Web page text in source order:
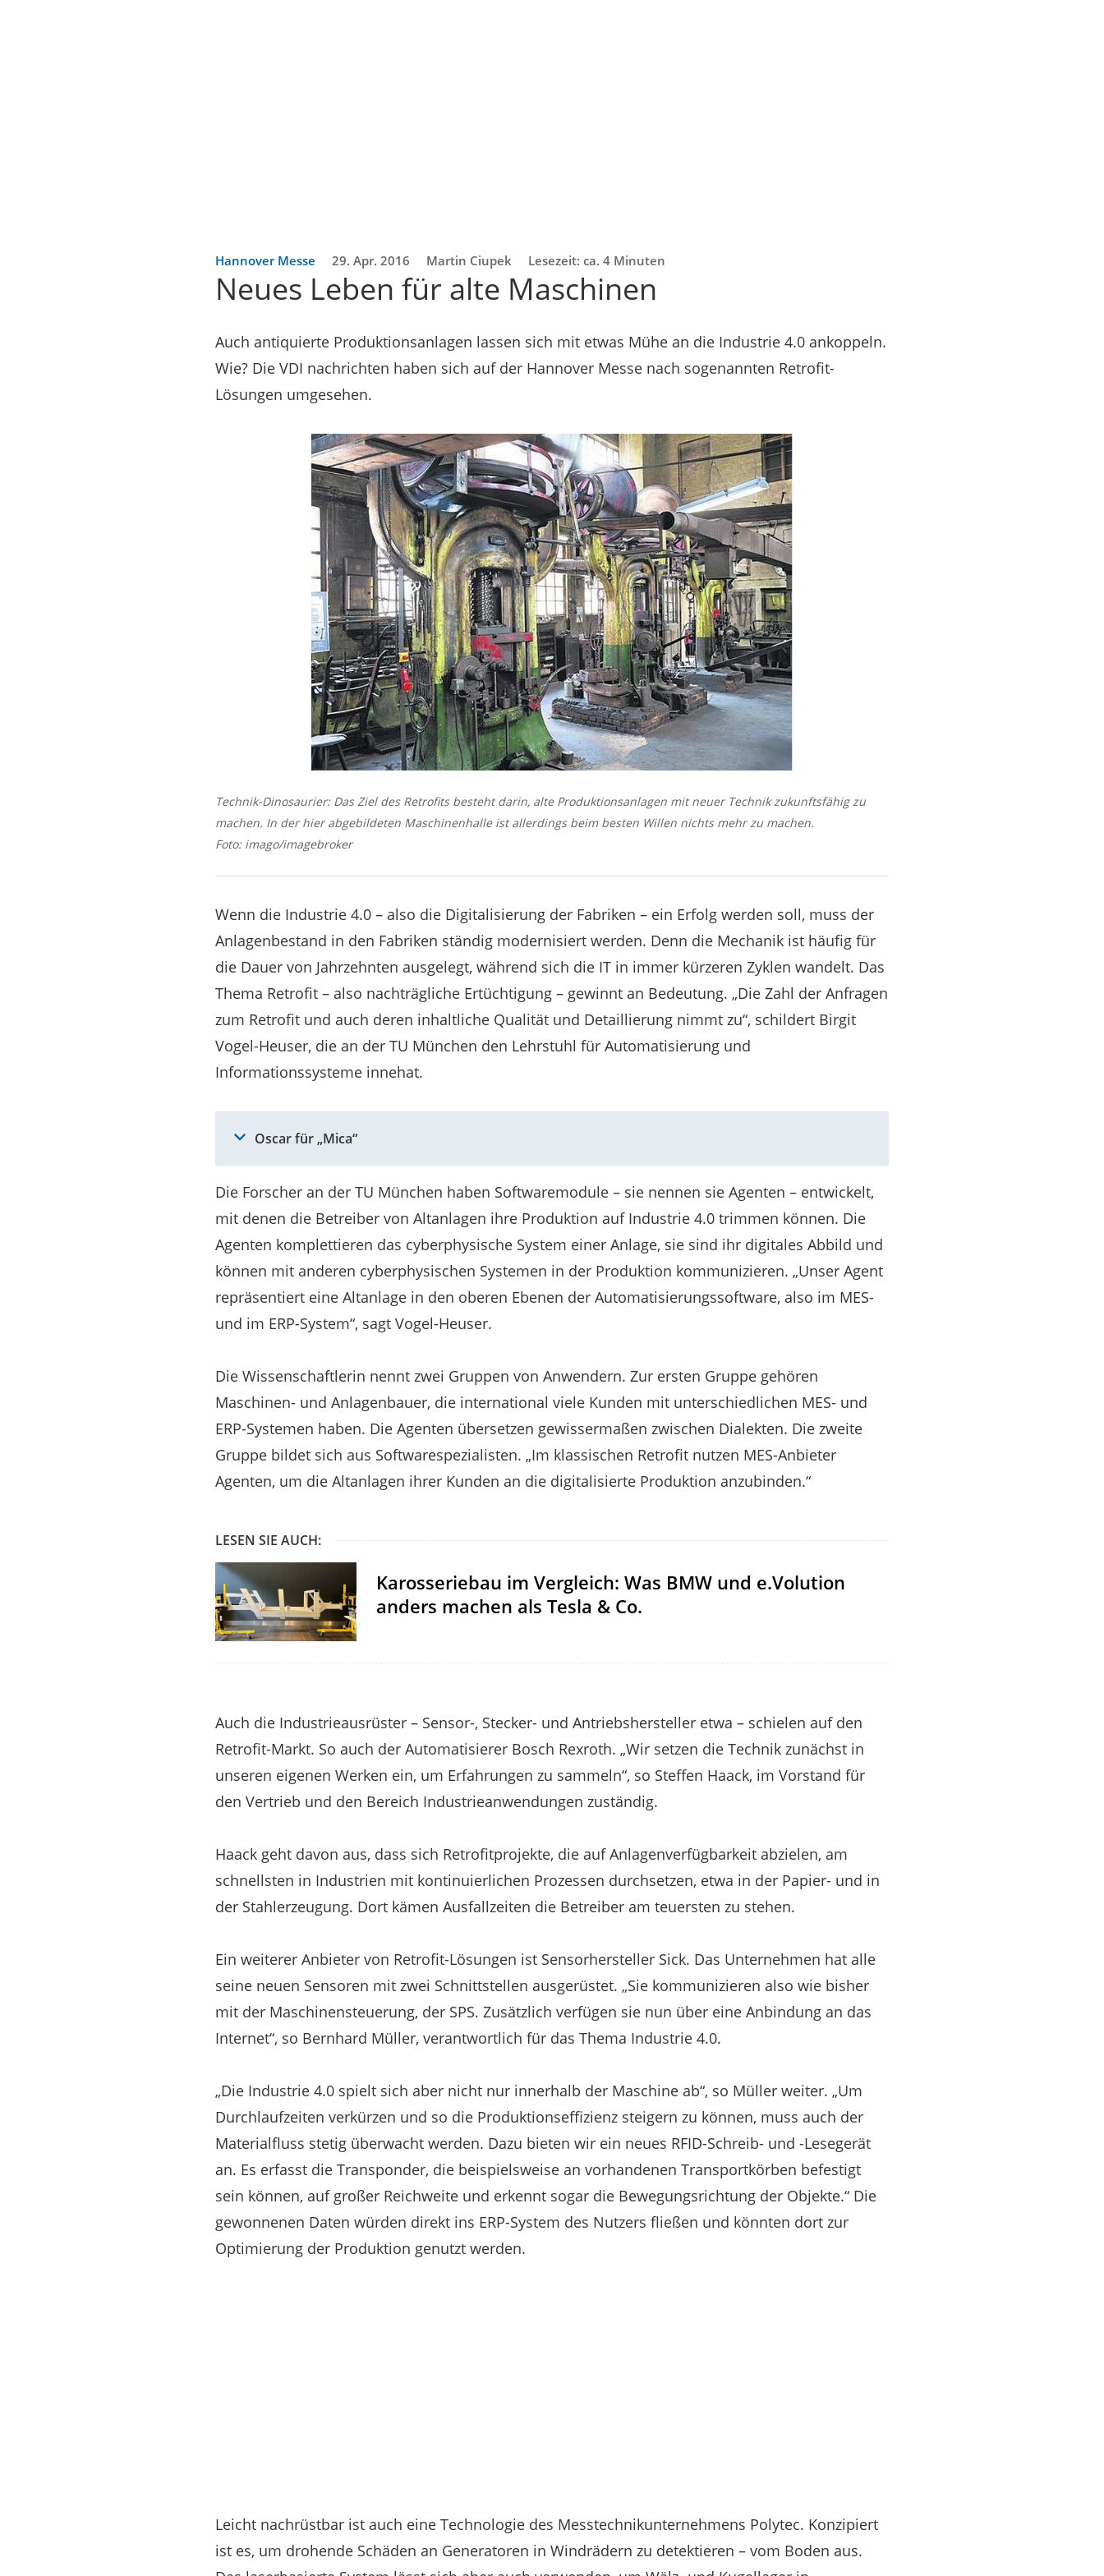
Hannover Messe 29. Apr. 2016 Martin Ciupek Lesezeit: ca. 4 Minuten
Neues Leben für alte Maschinen
Auch antiquierte Produktionsanlagen lassen sich mit etwas Mühe an die Industrie 4.0 ankoppeln.
Wie? Die VDI nachrichten haben sich auf der Hannover Messe nach sogenannten Retrofit-
Lösungen umgesehen.
Technik-Dinosaurier: Das Ziel des Retrofits besteht darin, alte Produktionsanlagen mit neuer Technik zukunftsfähig zu
machen. In der hier abgebildeten Maschinenhalle ist allerdings beim besten Willen nichts mehr zu machen.
Foto: imago/imagebroker
Wenn die Industrie 4.0 – also die Digitalisierung der Fabriken – ein Erfolg werden soll, muss der
Anlagenbestand in den Fabriken ständig modernisiert werden. Denn die Mechanik ist häufig für
die Dauer von Jahrzehnten ausgelegt, während sich die IT in immer kürzeren Zyklen wandelt. Das
Thema Retrofit – also nachträgliche Ertüchtigung – gewinnt an Bedeutung. „Die Zahl der Anfragen
zum Retrofit und auch deren inhaltliche Qualität und Detaillierung nimmt zu“, schildert Birgit
Vogel-Heuser, die an der TU München den Lehrstuhl für Automatisierung und
Informationssysteme innehat.
Oscar für „Mica“
Die Forscher an der TU München haben Softwaremodule – sie nennen sie Agenten – entwickelt,
mit denen die Betreiber von Altanlagen ihre Produktion auf Industrie 4.0 trimmen können. Die
Agenten komplettieren das cyberphysische System einer Anlage, sie sind ihr digitales Abbild und
können mit anderen cyberphysischen Systemen in der Produktion kommunizieren. „Unser Agent
repräsentiert eine Altanlage in den oberen Ebenen der Automatisierungssoftware, also im MES-
und im ERP-System“, sagt Vogel-Heuser.
Die Wissenschaftlerin nennt zwei Gruppen von Anwendern. Zur ersten Gruppe gehören
Maschinen- und Anlagenbauer, die international viele Kunden mit unterschiedlichen MES- und
ERP-Systemen haben. Die Agenten übersetzen gewissermaßen zwischen Dialekten. Die zweite
Gruppe bildet sich aus Softwarespezialisten. „Im klassischen Retrofit nutzen MES-Anbieter
Agenten, um die Altanlagen ihrer Kunden an die digitalisierte Produktion anzubinden.“
LESEN SIE AUCH:
Karosseriebau im Vergleich: Was BMW und e.Volution
anders machen als Tesla & Co.
Auch die Industrieausrüster – Sensor-, Stecker- und Antriebshersteller etwa – schielen auf den
Retrofit-Markt. So auch der Automatisierer Bosch Rexroth. „Wir setzen die Technik zunächst in
unseren eigenen Werken ein, um Erfahrungen zu sammeln“, so Steffen Haack, im Vorstand für
den Vertrieb und den Bereich Industrieanwendungen zuständig.
Haack geht davon aus, dass sich Retrofitprojekte, die auf Anlagenverfügbarkeit abzielen, am
schnellsten in Industrien mit kontinuierlichen Prozessen durchsetzen, etwa in der Papier- und in
der Stahlerzeugung. Dort kämen Ausfallzeiten die Betreiber am teuersten zu stehen.
Ein weiterer Anbieter von Retrofit-Lösungen ist Sensorhersteller Sick. Das Unternehmen hat alle
seine neuen Sensoren mit zwei Schnittstellen ausgerüstet. „Sie kommunizieren also wie bisher
mit der Maschinensteuerung, der SPS. Zusätzlich verfügen sie nun über eine Anbindung an das
Internet“, so Bernhard Müller, verantwortlich für das Thema Industrie 4.0.
„Die Industrie 4.0 spielt sich aber nicht nur innerhalb der Maschine ab“, so Müller weiter. „Um
Durchlaufzeiten verkürzen und so die Produktionseffizienz steigern zu können, muss auch der
Materialfluss stetig überwacht werden. Dazu bieten wir ein neues RFID-Schreib- und -Lesegerät
an. Es erfasst die Transponder, die beispielsweise an vorhandenen Transportkörben befestigt
sein können, auf großer Reichweite und erkennt sogar die Bewegungsrichtung der Objekte.“ Die
gewonnenen Daten würden direkt ins ERP-System des Nutzers fließen und könnten dort zur
Optimierung der Produktion genutzt werden.
Leicht nachrüstbar ist auch eine Technologie des Messtechnikunternehmens Polytec. Konzipiert
ist es, um drohende Schäden an Generatoren in Windrädern zu detektieren – vom Boden aus.